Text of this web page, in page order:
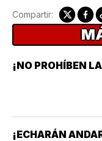
Compartir:
¡NO PROHÍBEN
¡ECHARÁN